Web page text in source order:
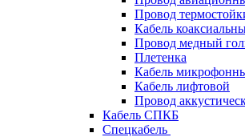
Провод
Кабель
Провод медный
Плетенка
Кабель
Кабель лифтовой
Провод
Кабель СПКБ
Спецкабель